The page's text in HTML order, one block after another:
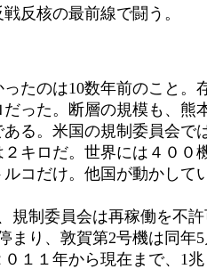
反核の最前線で闘う。
たのは10数年前のこと。
った。断層の規模も、熊
る。米国の規制委員会で
キロだ。世界には４００
コだけ。他国が動かして
制委員会は再稼働を不許
り、敦賀第2号機は同年5
１１年から現在まで、1兆